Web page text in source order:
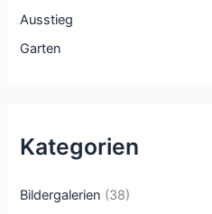
Ausstieg
Garten
Kategorien
Bildergalerien (38)